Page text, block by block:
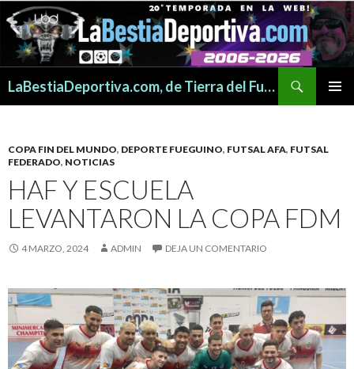
LaBestiaDeportiva.com, de Tierra del Fuego para todo el mundo
COPA FIN DEL MUNDO, DEPORTE FUEGUINO, FUTSAL AFA, FUTSAL
FEDERADO, NOTICIAS
HAF Y ESCUELA
LEVANTARON LA COPA FDM
4 MARZO, 2024 ADMIN DEJA UN COMENTARIO